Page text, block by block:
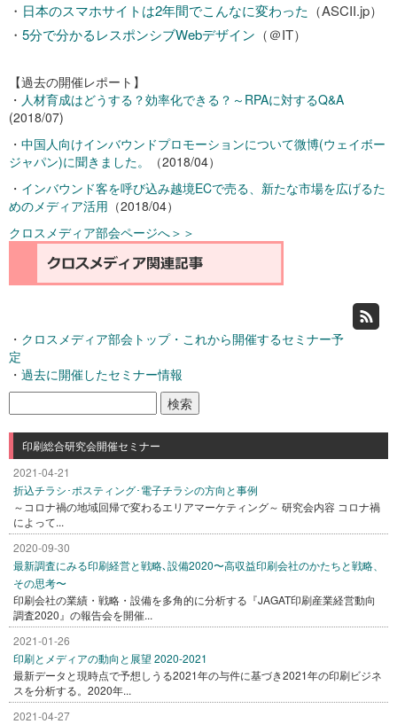
・ 日本のスマホサイトは2年間でこんなに変わった （ASCII.jp）
・ 5分で分かるレスポンシブWebデザイン （＠IT）
【過去の開催レポート】
・ 人材育成はどうする？効率化できる？～RPAに対するQ&A
(2018/07)
・ 中国人向けインバウンドプロモーションについて微博(ウェイボー
ジャパン)に聞きました。
（2018/04）
・ インバウンド客を呼び込み越境ECで売る、新たな市場を広げるた
めのメディア活用 （2018/04）
クロスメディア部会ページへ＞＞
・ クロスメディア部会トップ・これから開催するセミナー予
定
・ 過去に開催したセミナー情報
索:
印刷総合研究会開催セミナー
2021-04-21
折込チラシ･ポスティング･電子チラシの方向と事例
～コロナ禍の地域回帰で変わるエリアマーケティング～ 研究会内容 コロナ禍
によって...
2020-09-30
最新調査にみる印刷経営と戦略､設備2020〜高収益印刷会社のかたちと戦略、
その思考〜
印刷会社の業績・戦略・設備を多角的に分析する『JAGAT印刷産業経営動向
調査2020』の報告会を開催...
2021-01-26
印刷とメディアの動向と展望 2020-2021
最新データと現時点で予想しうる2021年の与件に基づき2021年の印刷ビジネ
スを分析する。2020年...
2021-04-27